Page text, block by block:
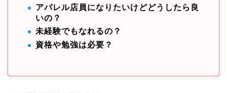
アパレル店員になりたいけどどうしたら良
いの？
未経験でもなれるの？
資格や勉強は必要？